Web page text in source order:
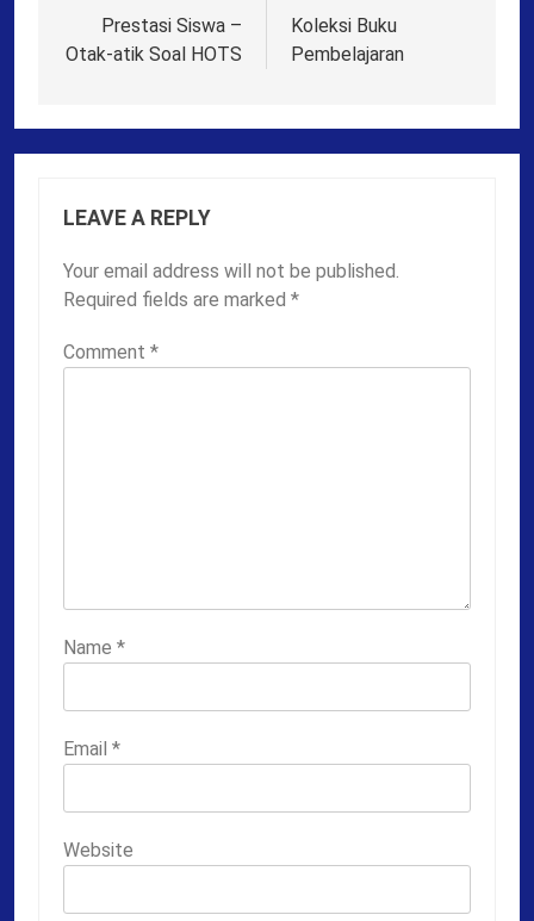
navigation
Prestasi Siswa –
Otak-atik Soal HOTS
Koleksi Buku
Pembelajaran
LEAVE A REPLY
Your email address will not be published.
Required fields are marked *
Comment *
Name *
Email *
Website